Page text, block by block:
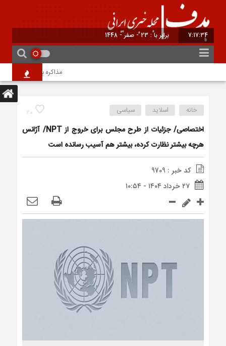
7:17:34 برابر با : 23 - صفر - 1448
مذاکره بهانه است؛
20 خانه اسلاید سیاسی
اختصاصی/ جزئیات از طرح مجلس برای خروج از NPT/ آژانس
هرچه بیشتر نظارت کرده، بیشتر هم آسیب رسانده است
کد خبر : 9709
۲۷ خرداد ۱۴۰۴ - ۱۰:۵۴